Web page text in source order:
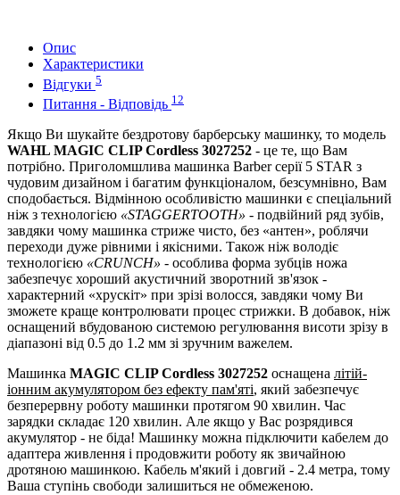
Опис
Характеристики
Відгуки 5
Питання - Відповідь 12
Якщо Ви шукайте бездротову барберську машинку, то модель
WAHL MAGIC CLIP Cordless 3027252 - це те, що Вам
потрібно. Приголомшлива машинка Barber серії 5 STAR з
чудовим дизайном і багатим функціоналом, безсумнівно, Вам
сподобається. Відмінною особливістю машинки є спеціальний
ніж з технологією «STAGGERTOOTH» - подвійний ряд зубів,
завдяки чому машинка стриже чисто, без «антен», роблячи
переходи дуже рівними і якісними. Також ніж володіє
технологією «CRUNCH» - особлива форма зубців ножа
забезпечує хороший акустичний зворотний зв'язок -
характерний «хрускіт» при зрізі волосся, завдяки чому Ви
зможете краще контролювати процес стрижки. В добавок, ніж
оснащений вбудованою системою регулювання висоти зрізу в
діапазоні від 0.5 до 1.2 мм зі зручним важелем.
Машинка MAGIC CLIP Cordless 3027252 оснащена літій-
іонним акумулятором без ефекту пам'яті, який забезпечує
безперервну роботу машинки протягом 90 хвилин. Час
зарядки складає 120 хвилин. Але якщо у Вас розрядився
акумулятор - не біда! Машинку можна підключити кабелем до
адаптера живлення і продовжити роботу як звичайною
дротяною машинкою. Кабель м'який і довгий - 2.4 метра, тому
Ваша ступінь свободи залишиться не обмеженою.